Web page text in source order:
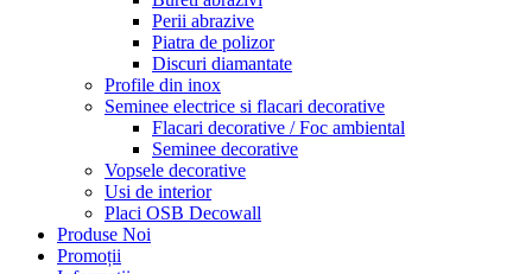
Perii abrazive
Piatra de polizor
Discuri diamantate
Profile din inox
Seminee electrice si flacari decorative
Flacari decorative / Foc ambiental
Seminee decorative
Vopsele decorative
Usi de interior
Placi OSB Decowall
Produse Noi
Promoții